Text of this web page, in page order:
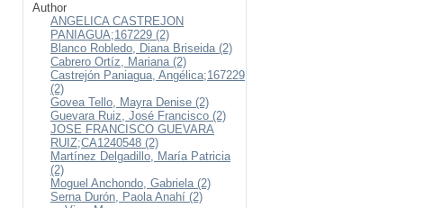
Author
ANGELICA CASTREJON
PANIAGUA;167229 (2)
Blanco Robledo, Diana Briseida (2)
Cabrero Ortíz, Mariana (2)
Castrejón Paniagua, Angélica;167229
(2)
Govea Tello, Mayra Denise (2)
Guevara Ruiz, José Francisco (2)
JOSE FRANCISCO GUEVARA
RUIZ;CA1240548 (2)
Martínez Delgadillo, María Patricia
(2)
Moguel Anchondo, Gabriela (2)
Serna Durón, Paola Anahí (2)